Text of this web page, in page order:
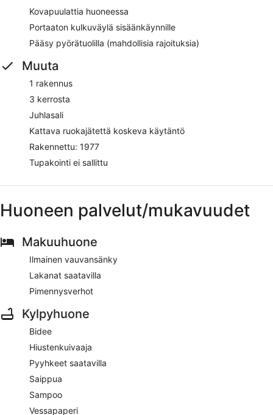
Kovapuulattia huoneessa
Portaaton kulkuväylä sisäänkäynnille
Pääsy pyörätuolilla (mahdollisia rajoituksia)
Muuta
1 rakennus
3 kerrosta
Juhlasali
Kattava ruokajätettä koskeva käytäntö
Rakennettu: 1977
Tupakointi ei sallittu
Huoneen palvelut/mukavuudet
Makuuhuone
Ilmainen vauvansänky
Lakanat saatavilla
Pimennysverhot
Kylpyhuone
Bidee
Hiustenkuivaaja
Pyyhkeet saatavilla
Saippua
Sampoo
Vessapaperi